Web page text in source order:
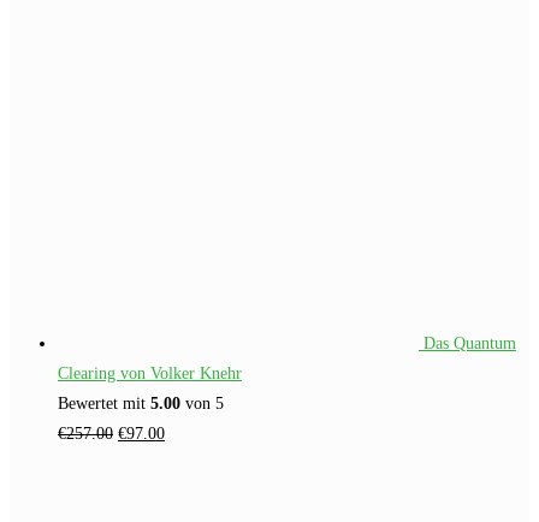
Das Quantum
Clearing von Volker Knehr
Bewertet mit 5.00 von 5
€257.00 Ursprünglicher
€97.00Aktueller